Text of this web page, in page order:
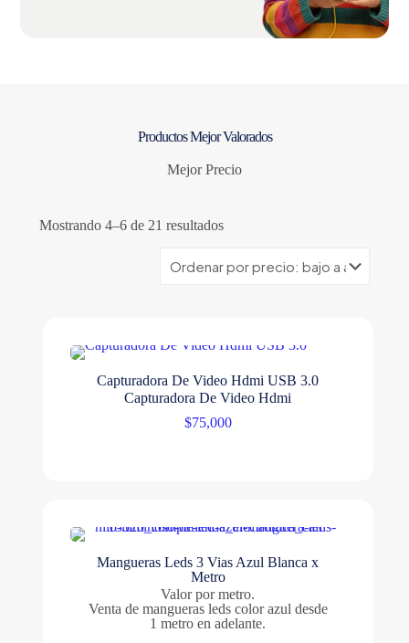
Productos Mejor Valorados
Mejor Precio
Mostrando 4–6 de 21 resultadosOrdenado
bajo
Capturadora De Video Hdmi USB 3.0
Capturadora De Video Hdmi
$75,000
Mangueras Leds 3 Vias Azul Blanca x
Metro
Valor por metro.
Venta de mangueras leds color azul desde
1 metro en adelante.